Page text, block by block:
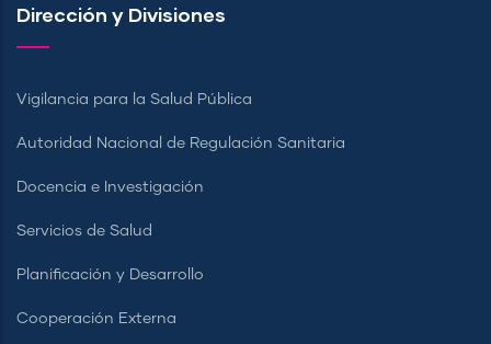
Dirección y Divisiones
Vigilancia para la Salud Pública
Autoridad Nacional de Regulación Sanitaria
Docencia e Investigación
Servicios de Salud
Planificación y Desarrollo
Cooperación Externa